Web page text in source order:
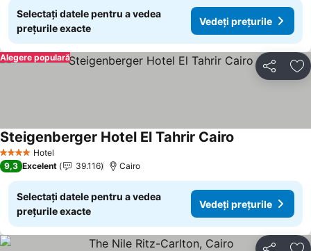
Selectați datele pentru a vedea
prețurile exacte
Vedeți prețurile
Distribuiți
Alegere populară
4 Stele Hotel
Steigenberger Hotel El Tahrir Cairo
9,3 Excelent 39.116 Cairo
Selectați datele pentru a vedea
prețurile exacte
Vedeți prețurile